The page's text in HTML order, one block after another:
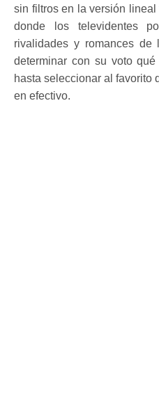
sin filtros en la versión
donde los televidentes
rivalidades y romances de
determinar con su voto
hasta seleccionar al favorito
en efectivo.